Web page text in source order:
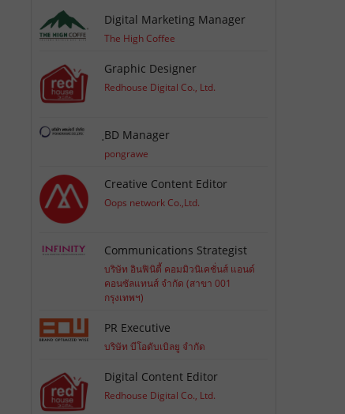
Digital Marketing Manager
The High Coffee
Graphic Designer
Redhouse Digital Co., Ltd.
ฺBD Manager
pongrawe
Creative Content Editor
Oops network Co.,Ltd.
Communications Strategist
บริษัท อินฟินิตี้ คอมมิวนิเคชั่นส์ แอนด์
คอนซัลแทนส์ จำกัด (สาขา 001
กรุงเทพฯ)
PR Executive
บริษัท บีโอดับเบิลยู จำกัด
Digital Content Editor
Redhouse Digital Co., Ltd.